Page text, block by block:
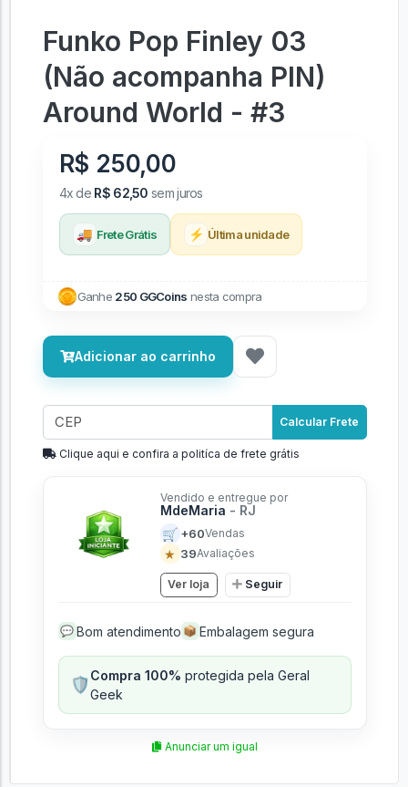
Funko Pop Finley 03
(Não acompanha PIN)
Around World - #3
R$ 250,00
4x de R$ 62,50 sem juros
🚚 Frete Grátis ⚡ Última unidade
Ganhe 250 GGCoins nesta compra
Adicionar ao carrinho
Calcular Frete
Clique aqui e confira a politíca de frete grátis
Vendido e entregue por
MdeMaria - RJ
🛒 +60Vendas
★ 39Avaliações
Ver loja Seguir
💬 Bom atendimento 📦 Embalagem segura
🛡️Compra 100% protegida pela Geral
Geek
Anunciar um igual